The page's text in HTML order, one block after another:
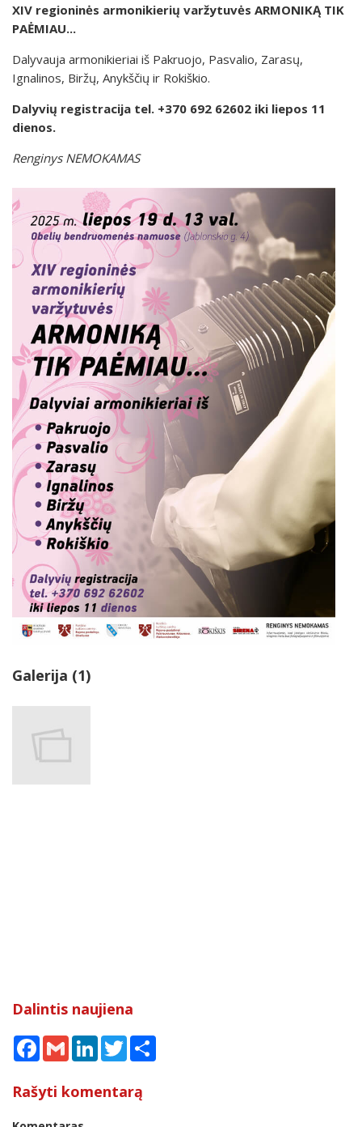
XIV regioninės armonikierių varžytuvės ARMONIKĄ TIK
PAĖMIAU...
Dalyvauja armonikieriai iš Pakruojo, Pasvalio, Zarasų,
Ignalinos, Biržų, Anykščių ir Rokiškio.
Dalyvių registracija tel. +370 692 62602 iki liepos 11
dienos.
Renginys NEMOKAMAS
Galerija (1)
Dalintis naujiena
Facebook
Gmail LinkedInTwitter
Rašyti komentarą